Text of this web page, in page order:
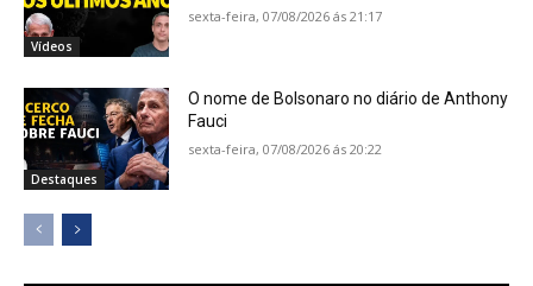
Vídeos
sexta-feira, 07/08/2026 ás 21:17
Destaques
O nome de Bolsonaro no diário de Anthony
Fauci
sexta-feira, 07/08/2026 ás 20:22